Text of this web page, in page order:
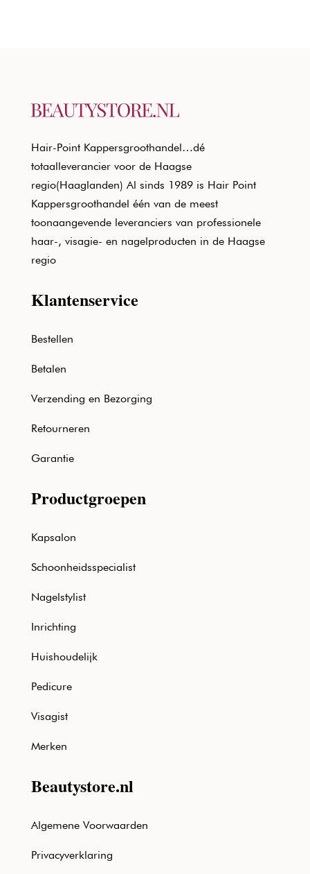
Hair-Point Kappersgroothandel…dé
totaalleverancier voor de Haagse
regio(Haaglanden) Al sinds 1989 is Hair Point
Kappersgroothandel één van de meest
toonaangevende leveranciers van professionele
haar-, visagie- en nagelproducten in de Haagse
regio
Klantenservice
Bestellen
Betalen
Verzending en Bezorging
Retourneren
Garantie
Productgroepen
Kapsalon
Schoonheidsspecialist
Nagelstylist
Inrichting
Huishoudelijk
Pedicure
Visagist
Merken
Beautystore.nl
Algemene Voorwaarden
Privacyverklaring